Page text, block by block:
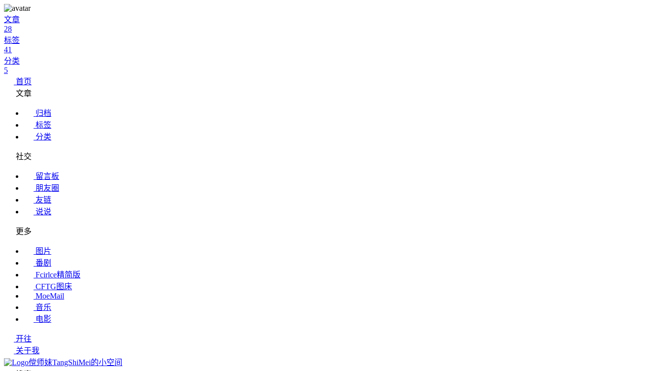
文章
28
标签
41
分类
5
首页
文章
归档
标签
分类
社交
留言板
朋友圈
友链
说说
更多
图片
番剧
Fcirlce精简版
CFTG图床
MoeMail
音乐
电影
开往
关于我
傥师妹TangShiMei的小空间